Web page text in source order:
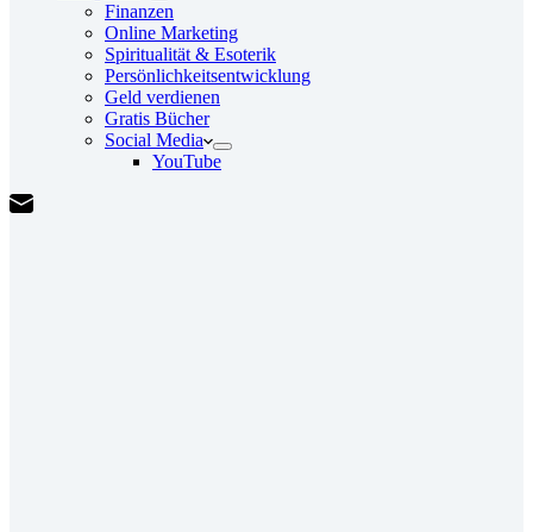
Finanzen
Online Marketing
Spiritualität & Esoterik
Persönlichkeitsentwicklung
Geld verdienen
Gratis Bücher
Social Media
YouTube